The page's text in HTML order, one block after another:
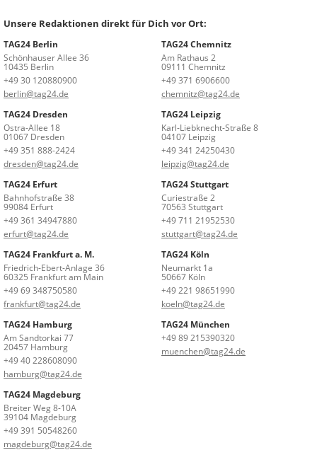
Unsere Redaktionen direkt für Dich vor Ort:
TAG24 Berlin
Schönhauser Allee 36
10435 Berlin
+49 30 120880900
berlin@tag24.de
TAG24 Chemnitz
Am Rathaus 2
09111 Chemnitz
+49 371 6906600
chemnitz@tag24.de
TAG24 Dresden
Ostra-Allee 18
01067 Dresden
+49 351 888-2424
dresden@tag24.de
TAG24 Leipzig
Karl-Liebknecht-Straße 8
04107 Leipzig
+49 341 24250430
leipzig@tag24.de
TAG24 Erfurt
Bahnhofstraße 38
99084 Erfurt
+49 361 34947880
erfurt@tag24.de
TAG24 Stuttgart
Curiestraße 2
70563 Stuttgart
+49 711 21952530
stuttgart@tag24.de
TAG24 Frankfurt a. M.
Friedrich-Ebert-Anlage 36
60325 Frankfurt am Main
+49 69 348750580
frankfurt@tag24.de
TAG24 Köln
Neumarkt 1a
50667 Köln
+49 221 98651990
koeln@tag24.de
TAG24 Hamburg
Am Sandtorkai 77
20457 Hamburg
+49 40 228608090
hamburg@tag24.de
TAG24 München
+49 89 215390320
muenchen@tag24.de
TAG24 Magdeburg
Breiter Weg 8-10A
39104 Magdeburg
+49 391 50548260
magdeburg@tag24.de